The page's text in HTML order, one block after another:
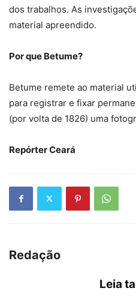
dos trabalhos. As
material apreendido.
Por que Betume?
Betume remete ao material
para registrar e fixar
(por volta de 1826) uma
Repórter Ceará
Redação
Leia